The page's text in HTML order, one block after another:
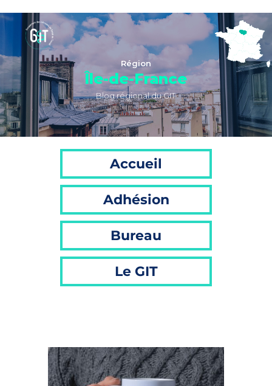
Région
Île-de-France
Blog régional du GIT
Accueil
Adhésion
Bureau
Le GIT